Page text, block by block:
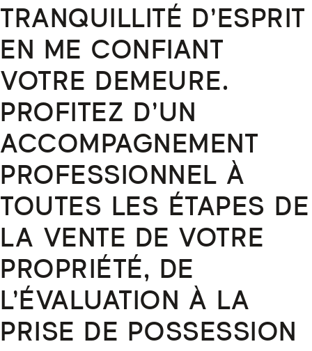
TRANQUILLITÉ D’ESPRIT
EN ME CONFIANT
VOTRE DEMEURE.
PROFITEZ D’UN
ACCOMPAGNEMENT
PROFESSIONNEL À
TOUTES LES ÉTAPES DE
LA VENTE DE VOTRE
PROPRIÉTÉ, DE
L’ÉVALUATION À LA
PRISE DE POSSESSION